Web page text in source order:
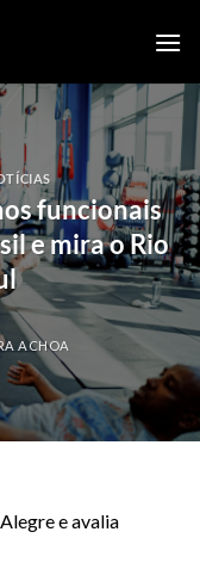
funcionais
e mira o Rio
ACHOA
e avalia